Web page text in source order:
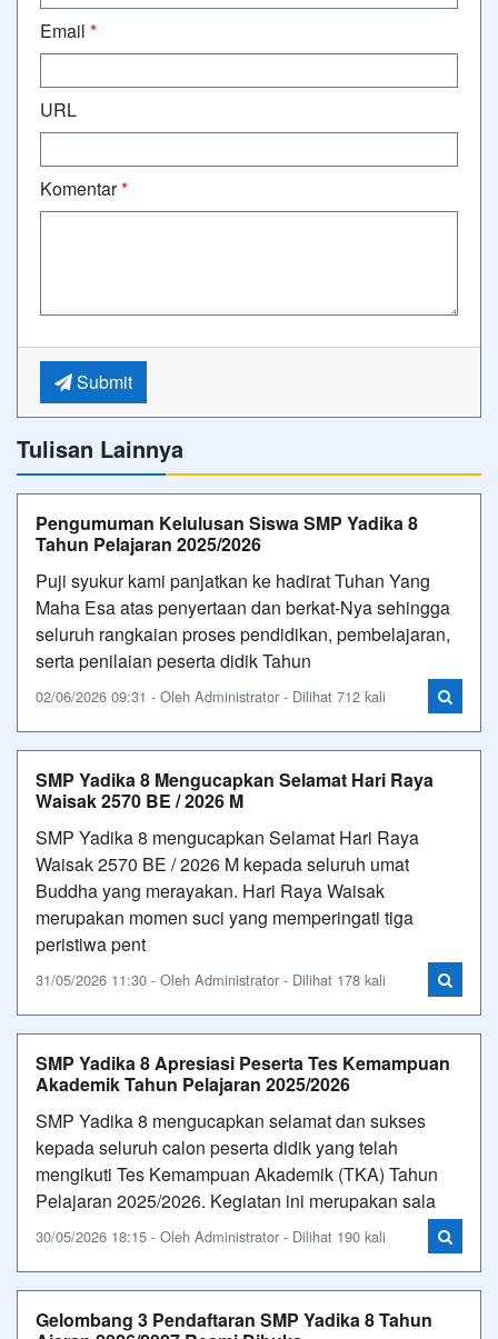
Email *
URL
Komentar*
Submit
Tulisan Lainnya
Pengumuman Kelulusan Siswa SMP Yadika 8
Tahun Pelajaran 2025/2026
Puji syukur kami panjatkan ke hadirat Tuhan Yang
Maha Esa atas penyertaan dan berkat-Nya sehingga
seluruh rangkaian proses pendidikan, pembelajaran,
serta penilaian peserta didik Tahun
02/06/2026 09:31 - Oleh Administrator - Dilihat 712 kali
SMP Yadika 8 Mengucapkan Selamat Hari Raya
Waisak 2570 BE / 2026 M
SMP Yadika 8 mengucapkan Selamat Hari Raya
Waisak 2570 BE / 2026 M kepada seluruh umat
Buddha yang merayakan. Hari Raya Waisak
merupakan momen suci yang memperingati tiga
peristiwa pent
31/05/2026 11:30 - Oleh Administrator - Dilihat 178 kali
SMP Yadika 8 Apresiasi Peserta Tes Kemampuan
Akademik Tahun Pelajaran 2025/2026
SMP Yadika 8 mengucapkan selamat dan sukses
kepada seluruh calon peserta didik yang telah
mengikuti Tes Kemampuan Akademik (TKA) Tahun
Pelajaran 2025/2026. Kegiatan ini merupakan sala
30/05/2026 18:15 - Oleh Administrator - Dilihat 190 kali
Gelombang 3 Pendaftaran SMP Yadika 8 Tahun